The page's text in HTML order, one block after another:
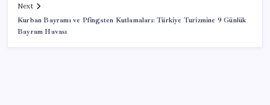
Next
Kurban Bayramı ve Pfingsten Kutlamaları: Türkiye Turizmine 9 Günlük
Bayram Havası